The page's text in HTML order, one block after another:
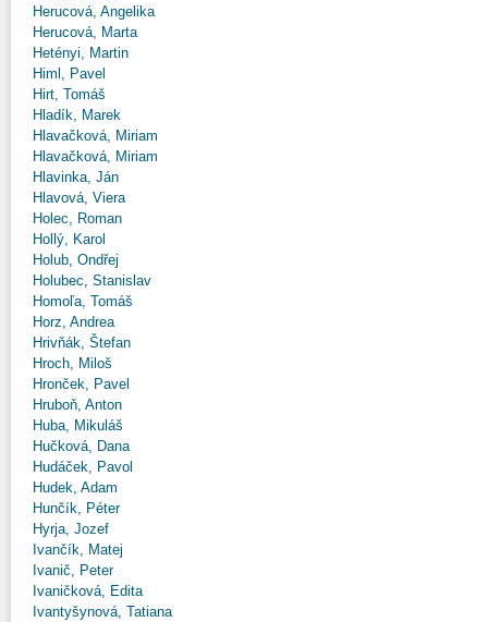
Herucová, Angelika
Herucová, Marta
Hetényi, Martin
Himl, Pavel
Hirt, Tomáš
Hladík, Marek
Hlavačková, Miriam
Hlavačková, Miriam
Hlavinka, Ján
Hlavová, Viera
Holec, Roman
Hollý, Karol
Holub, Ondřej
Holubec, Stanislav
Homoľa, Tomáš
Horz, Andrea
Hrivňák, Štefan
Hroch, Miloš
Hronček, Pavel
Hruboň, Anton
Huba, Mikuláš
Hučková, Dana
Hudáček, Pavol
Hudek, Adam
Hunčík, Péter
Hyrja, Jozef
Ivančík, Matej
Ivanič, Peter
Ivaničková, Edita
Ivantyšynová, Tatiana